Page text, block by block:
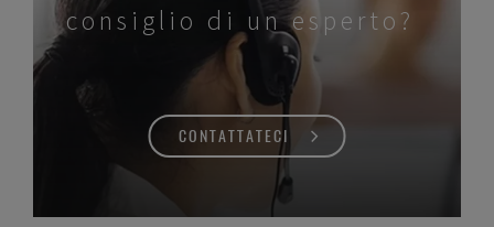
consiglio di un esperto?
CONTATTATECI